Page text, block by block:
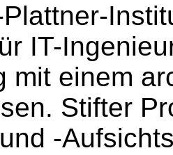
IT-
mit einem
Stifter
-